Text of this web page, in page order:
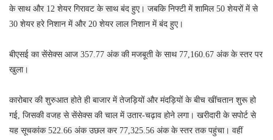
के साथ और 12 शेयर गिरावट के साथ बंद हुए। जबकि निफ्टी में शामिल 50 शेयरों में से
30 शेयर हरे निशान में और 20 शेयर लाल निशान में बंद हुए।
बीएसई का सेंसेक्स आज 357.77 अंक की मजबूती के साथ 77,160.67 अंक के स्तर पर
खुला।
कारोबार की शुरुआत होते ही बाजार में तेजड़ियों और मंदड़ियों के बीच खींचतान शुरू हो
गई, जिसकी वजह से सेंसेक्स की चाल में उतार-चढ़ाव होने लगा। खरीदारी के सपोर्ट से
यह सूचकांक 522.66 अंक उछल कर 77,325.56 अंक के स्तर तक पहुंचा। वहीं